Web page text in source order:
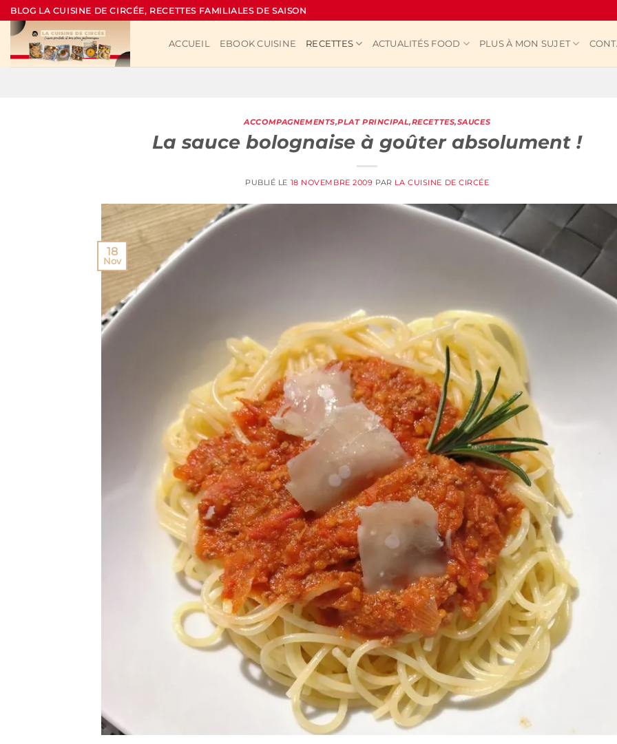
Passer
au
contenu
BLOG LA CUISINE DE CIRCÉE, RECETTES FAMILIALES DE SAISON
ACCUEIL EBOOK CUISINE RECETTES ACTUALITÉS FOOD PLUS À MON SUJET
ACCOMPAGNEMENTS,PLAT PRINCIPAL,RECETTES,SAUCES
La sauce bolognaise à goûter absolument !
PUBLIÉ LE 18 NOVEMBRE 2009 PAR LA CUISINE DE CIRCÉE
18
Nov